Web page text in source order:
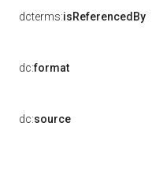
dcterms:isReferencedBy
dc:format
dc:source